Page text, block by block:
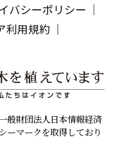
バシーポリシー
利用規約
般財団法人日本情報経済
ーマークを取得しており